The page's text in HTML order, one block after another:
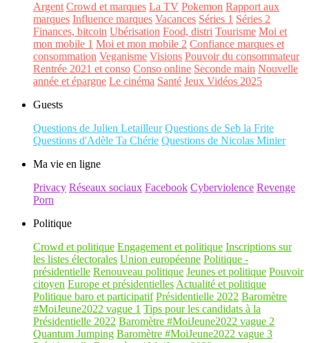
Argent Crowd et marques La TV Pokemon Rapport aux
marques Influence marques Vacances Séries 1 Séries 2
Finances, bitcoin Ubérisation Food, distri Tourisme Moi et
mon mobile 1 Moi et mon mobile 2 Confiance marques et
consommation Veganisme Visions Pouvoir du consommateur
Rentrée 2021 et conso Conso online Seconde main Nouvelle
année et épargne Le cinéma Santé Jeux Vidéos 2025
Guests
Questions de Julien Letailleur Questions de Seb la Frite
Questions d'Adèle Ta Chérie Questions de Nicolas Minier
Ma vie en ligne
Privacy Réseaux sociaux Facebook Cyberviolence Revenge
Porn
Politique
Crowd et politique Engagement et politique Inscriptions sur
les listes électorales Union européenne Politique -
présidentielle Renouveau politique Jeunes et politique Pouvoir
citoyen Europe et présidentielles Actualité et politique
Politique baro et participatif Présidentielle 2022 Baromètre
#MoiJeune2022 vague 1 Tips pour les candidats à la
Présidentielle 2022 Baromètre #MoiJeune2022 vague 2
Quantum Jumping Baromètre #MoiJeune2022 vague 3